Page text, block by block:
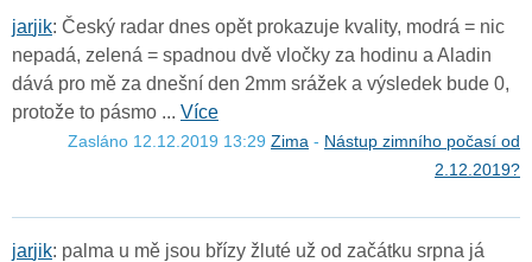
jarjik: Český radar dnes opět prokazuje kvality, modrá = nic
nepadá, zelená = spadnou dvě vločky za hodinu a Aladin
dává pro mě za dnešní den 2mm srážek a výsledek bude 0,
protože to pásmo ... Více
Zasláno 12.12.2019 13:29 Zima - Nástup zimního počasí od
2.12.2019?
jarjik: palma u mě jsou břízy žluté už od začátku srpna já